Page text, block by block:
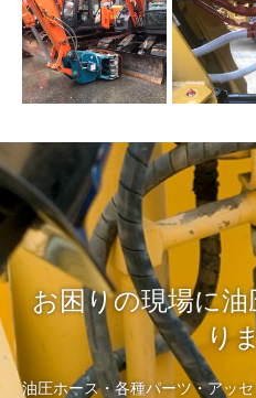
お困りの現場に
り
油圧ホース・各種パーツ・アッ